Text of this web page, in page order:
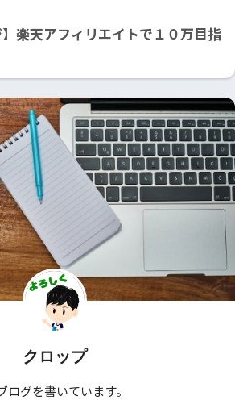
】楽天アフィリエイトで１０万目指
クロップ
グを書いています。